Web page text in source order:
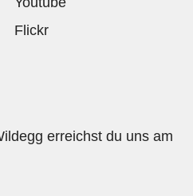
Flickr
erreichst du uns am